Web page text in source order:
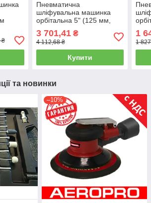
6V
₴
Пневматична
шліфувальна машинка
орбітальна 5" (125 мм,
10000об/хв) AEROPRO
RP7335s (шліфмашинка)
3 701,41₴
4 112,68 ₴
Купити
1
1
та новинки
–10%